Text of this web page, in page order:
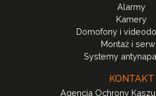
Alarmy
Kamery
Domofony i
Montaż i
Systemy
KONTAKT
Agencja Ochrony